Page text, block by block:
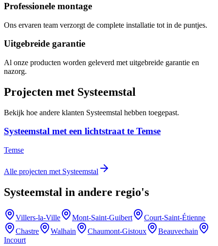
Professionele montage
Ons ervaren team verzorgt de complete installatie tot in de puntjes.
Uitgebreide garantie
Al onze producten worden geleverd met uitgebreide garantie en
nazorg.
Projecten met Systeemstal
Bekijk hoe andere klanten Systeemstal hebben toegepast.
Systeemstal met een lichtstraat te Temse
Temse
Alle projecten met Systeemstal
Systeemstal in andere regio's
Villers-la-Ville Mont-Saint-Guibert
Court-Saint-Étienne
Chastre
Walhain Chaumont-Gistoux
Beauvechain
Incourt